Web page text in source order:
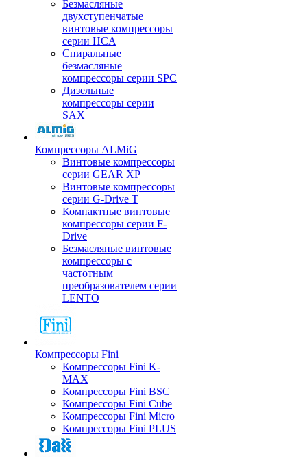
Безмасляные
двухступенчатые
винтовые компрессоры
серии HCA
Спиральные
безмасляные
компрессоры серии SPC
Дизельные
компрессоры серии
SAX
Компрессоры ALMiG
Винтовые компрессоры
серии GEAR XP
Винтовые компрессоры
серии G-Drive T
Компактные винтовые
компрессоры серии F-
Drive
Безмасляные винтовые
компрессоры с
частотным
преобразователем серии
LENTO
Компрессоры Fini
Компрессоры Fini K-
MAX
Компрессоры Fini BSC
Компрессоры Fini Cube
Компрессоры Fini Micro
Компрессоры Fini PLUS